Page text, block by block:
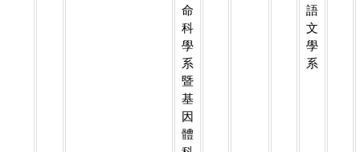
命
科
學
系
暨
基
因
體
語
文
學
系